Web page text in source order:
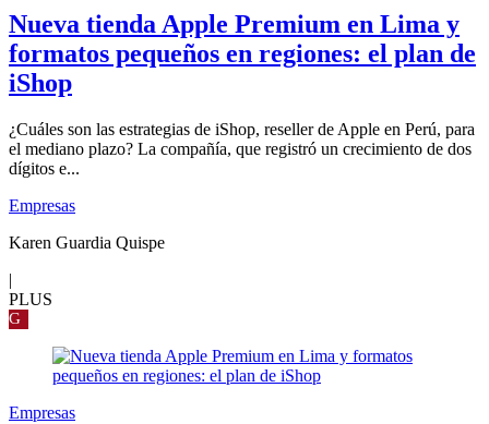
Nueva tienda Apple Premium en Lima y
formatos pequeños en regiones: el plan de
iShop
¿Cuáles son las estrategias de iShop, reseller de Apple en Perú, para
el mediano plazo? La compañía, que registró un crecimiento de dos
dígitos e...
Empresas
Karen Guardia Quispe
|
PLUS
G
Empresas